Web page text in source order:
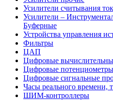
Усилители считывания
Усилители –
Буферные
Устройства управления
Фильтры
ЦАП
Цифровые
Цифровые потенциометры
Цифровые сигнальные
Часы реального времени,
ШИМ-контроллеры